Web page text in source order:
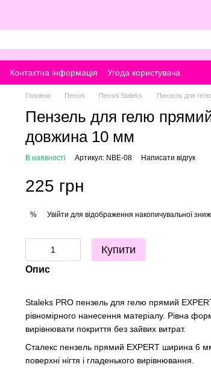
Контактна інформація Угода користувача
Головна Пензлі Пензлі Staleks Пензель для
Пензель для гелю
довжина 10 мм
В наявності Артикул: NBE-08 Написати відгук
225 грн
% Увійти для відображення накопичувальної
Купити
Опис
Staleks PRO пензель для гелю прямий
рівномірного нанесення матеріалу. Рівна
вирівнювати покриття без зайвих витрат.
Сталекс пензель прямий EXPERT ширина 6
поверхні нігтя і гладенького вирівнювання.